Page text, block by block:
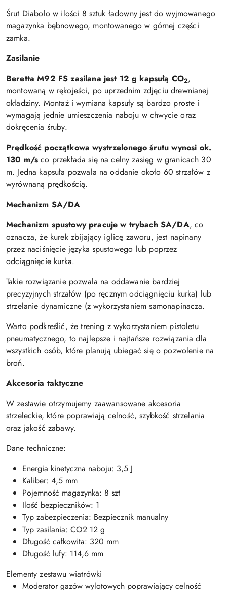
Śrut Diabolo w ilości 8 sztuk ładowny jest do wyjmowanego
magazynka bębnowego, montowanego w górnej części
zamka.
Zasilanie
Beretta M92 FS zasilana jest 12 g kapsułą CO2,
montowaną w rękojeści, po uprzednim zdjęciu drewnianej
okładziny. Montaż i wymiana kapsuły są bardzo proste i
wymagają jednie umieszczenia naboju w chwycie oraz
dokręcenia śruby.
Prędkość początkowa wystrzelonego śrutu wynosi ok.
130 m/s co przekłada się na celny zasięg w granicach 30
m. Jedna kapsuła pozwala na oddanie około 60 strzałów z
wyrównaną prędkością.
Mechanizm SA/DA
Mechanizm spustowy pracuje w trybach SA/DA, co
oznacza, że kurek zbijający iglicę zaworu, jest napinany
przez naciśnięcie języka spustowego lub poprzez
odciągnięcie kurka.
Takie rozwiązanie pozwala na oddawanie bardziej
precyzyjnych strzałów (po ręcznym odciągnięciu kurka) lub
strzelanie dynamiczne (z wykorzystaniem samonapinacza.
Warto podkreślić, że trening z wykorzystaniem pistoletu
pneumatycznego, to najlepsze i najtańsze rozwiązania dla
wszystkich osób, które planują ubiegać się o pozwolenie na
broń.
Akcesoria taktyczne
W zestawie otrzymujemy zaawansowane akcesoria
strzeleckie, które poprawiają celność, szybkość strzelania
oraz jakość zabawy.
Dane techniczne:
Energia kinetyczna naboju: 3,5 J
Kaliber: 4,5 mm
Pojemność magazynka: 8 szt
Ilość bezpieczników: 1
Typ zabezpieczenia: Bezpiecznik manualny
Typ zasilania: CO2 12 g
Długość całkowita: 320 mm
Długość lufy: 114,6 mm
Elementy zestawu wiatrówki
Moderator gazów wylotowych poprawiający celność